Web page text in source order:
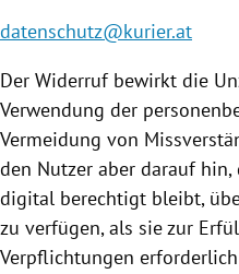
datenschutz@kurier.at
Der Widerruf bewirkt die
Verwendung der
Vermeidung von
den Nutzer aber darauf
digital berechtigt bleibt,
zu verfügen, als sie zur
Verpflichtungen